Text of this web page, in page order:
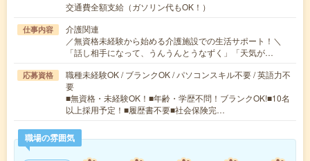
交通費全額支給（ガソリン代もOK！）
仕事内容
介護関連
／無資格未経験から始める介護施設での生活サポート！＼
「話し相手になって、うんうんとうなずく」「天気が…
応募資格
職種未経験OK / ブランクOK / パソコンスキル不要 / 英語力不
要
■無資格・未経験OK！■年齢・学歴不問！ブランクOK!■10名
以上採用予定！■履歴書不要■社会保険完…
職場の雰囲気